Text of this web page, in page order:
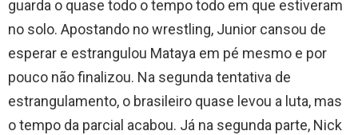
guarda o quase todo o tempo todo em que estiveram
no solo. Apostando no wrestling, Junior cansou de
esperar e estrangulou Mataya em pé mesmo e por
pouco não finalizou. Na segunda tentativa de
estrangulamento, o brasileiro quase levou a luta, mas
o tempo da parcial acabou. Já na segunda parte, Nick